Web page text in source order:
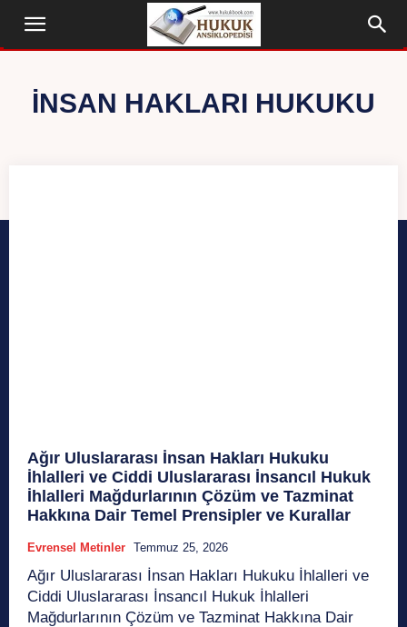
INSAN HAKLARI HUKUKU
Ağır Uluslararası İnsan Hakları Hukuku
İhlalleri ve Ciddi Uluslararası İnsancıl Hukuk
İhlalleri Mağdurlarının Çözüm ve Tazminat
Hakkına Dair Temel Prensipler ve Kurallar
Evrensel Metinler Temmuz 25, 2026
Ağır Uluslararası İnsan Hakları Hukuku İhlalleri ve
Ciddi Uluslararası İnsancıl Hukuk İhlalleri
Mağdurlarının Çözüm ve Tazminat Hakkına Dair